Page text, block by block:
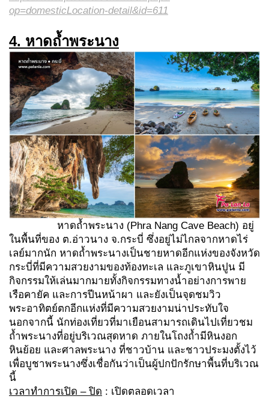
op=domesticLocation-detail&id=611
4. หาดถ้ำพระนาง
หาดถ้ำพระนาง (Phra Nang Cave Beach) อยู่
ในพื้นที่ของ ต.อ่าวนาง จ.กระบี่ ซึ่งอยู่ไม่ไกลจากหาดไร่
เลย์มากนัก หาดถ้ำพระนางเป็นชายหาดอีกแห่งของจังหวัด
กระบี่ที่มีความสวยงามของท้องทะเล และภูเขาหินปูน มี
กิจกรรมให้เล่นมากมายทั้งกิจกรรมทางน้ำอย่างการพาย
เรือคายัค และการปีนหน้าผา และยังเป็นจุดชมวิว
พระอาทิตย์ตกอีกแห่งที่มีความสวยงามน่าประทับใจ
นอกจากนี้ นักท่องเที่ยวที่มาเยือนสามารถเดินไปเที่ยวชม
ถ้ำพระนางที่อยู่บริเวณสุดหาด ภายในโถงถ้ำมีหินงอก
หินย้อย และศาลพระนาง ที่ชาวบ้าน และชาวประมงตั้งไว้
เพื่อบูชาพระนางซึ่งเชื่อกันว่าเป็นผู้ปกปักรักษาพื้นที่บริเวณ
นี้
เวลาทำการเปิด – ปิด : เปิดตลอดเวลา